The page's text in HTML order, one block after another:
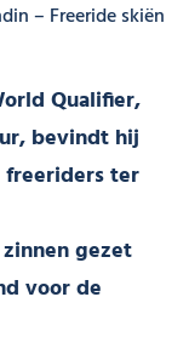
– Freeride skiën
Qualifier,
bevindt hij
freeriders ter
gezet
voor de